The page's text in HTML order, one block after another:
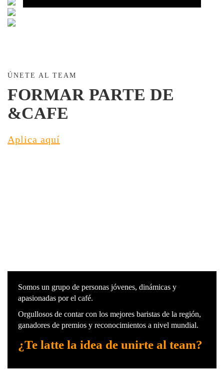
ÚNETE AL TEAM
FORMAR PARTE DE
&CAFE
Aplica aquí
Somos un grupo de personas jóvenes, dinámicas y
apasionadas por el café.
Orgullosos de contar con los mejores baristas de la región,
ganadores de premios y reconocimientos a nivel mundial.
¿Te latte la idea de unirte al team?